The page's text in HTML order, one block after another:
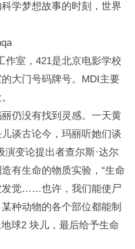
学梦想故事的时刻，世界
作室，421是北京电影学校
大门号码牌号。MDI主要
仍没有找到灵感。一天黄
谈古论今，玛丽听她们谈
演变论提出者查尔斯·达尔
有生命的物质实验，“生命
发觉……也许，我们能使尸
种动物的各个部位都能制
块儿，最后给予生命